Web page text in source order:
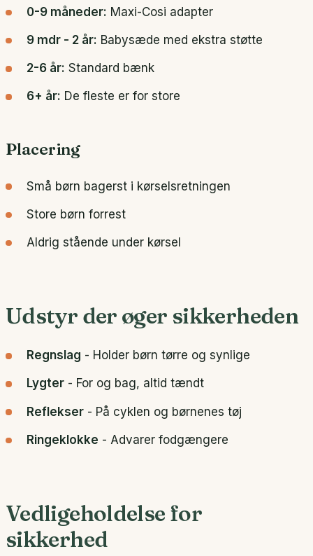
0-9 måneder: Maxi-Cosi adapter
9 mdr - 2 år: Babysæde med ekstra støtte
2-6 år: Standard bænk
6+ år: De fleste er for store
Placering
Små børn bagerst i kørselsretningen
Store børn forrest
Aldrig stående under kørsel
Udstyr der øger sikkerheden
Regnslag - Holder børn tørre og synlige
Lygter- For og bag, altid tændt
Reflekser- På cyklen og børnenes tøj
Ringeklokke - Advarer fodgængere
Vedligeholdelse for
sikkerhed